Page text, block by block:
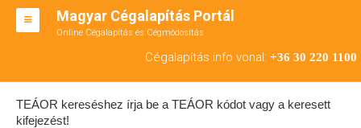
Magyar Cégalapítás Portál
Online Cégalapítás és Cégmódosítás
Cégalapítás info vonal: +36 30 220 1100
BT ALAPÍTÁS
RT ALAPÍTÁS
TEÁOR kereséshez írja be a TEÁOR kódot vagy a keresett
kifejezést!